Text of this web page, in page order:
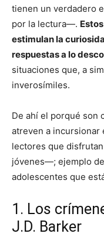
tienen un verdadero
por la lectura—.
estimulan la
respuestas a lo
situaciones que, a
inverosímiles.
De ahí el porqué son
atreven a incursionar
lectores que
jóvenes—; ejemplo
adolescentes que
1. Los
J.D. Barker